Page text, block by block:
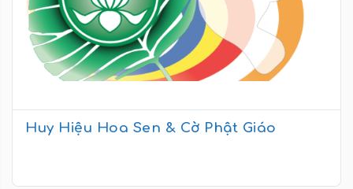
Huy Hiệu Hoa Sen & Cờ Phật Giáo